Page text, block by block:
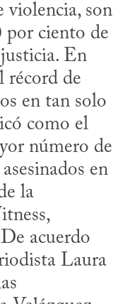
violencia, son
por ciento de
En
récord de
en tan solo
como el
número de
en
la
acuerdo
Laura